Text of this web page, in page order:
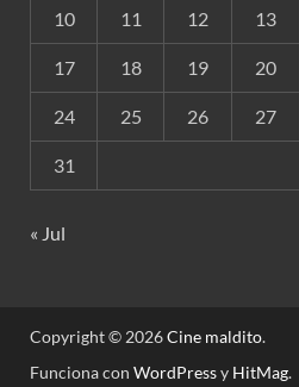
10 11 12 13
17 18 19 20
24 25 26 27
31
« Jul
Copyright © 2026Cine maldito.
Funciona con WordPressy HitMag.